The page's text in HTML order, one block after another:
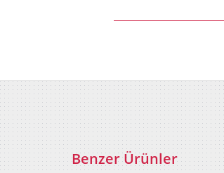
Benzer Ürünler